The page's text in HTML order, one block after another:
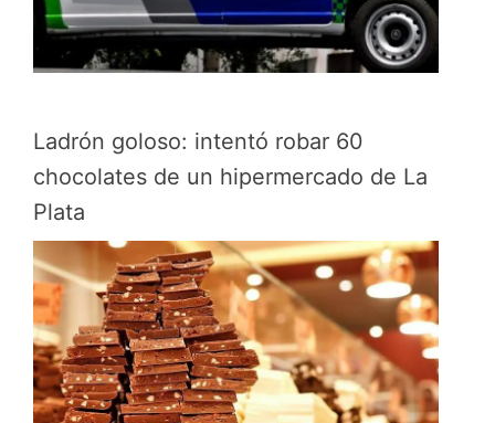
Ladrón goloso: intentó robar 60
chocolates de un hipermercado de La
Plata